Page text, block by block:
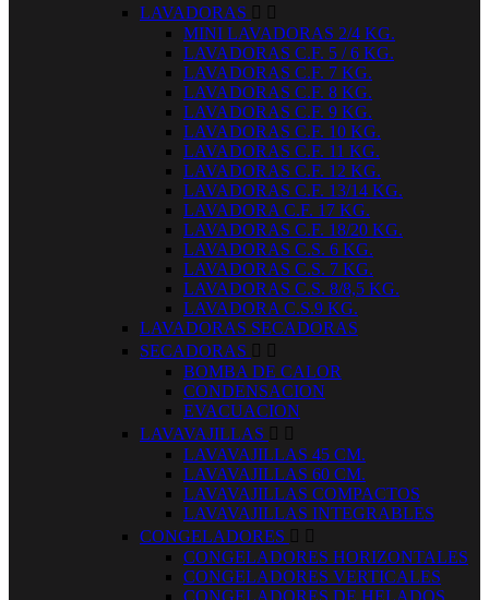
LAVADORAS  
MINI LAVADORAS 2/4 KG.
LAVADORAS C.F. 5 / 6 KG.
LAVADORAS C.F. 7 KG.
LAVADORAS C.F. 8 KG.
LAVADORAS C.F. 9 KG.
LAVADORAS C.F. 10 KG.
LAVADORAS C.F. 11 KG.
LAVADORAS C.F. 12 KG.
LAVADORAS C.F. 13/14 KG.
LAVADORA C.F. 17 KG.
LAVADORAS C.F. 18/20 KG.
LAVADORAS C.S. 6 KG.
LAVADORAS C.S. 7 KG.
LAVADORAS C.S. 8/8,5 KG.
LAVADORA C.S.9 KG.
LAVADORAS SECADORAS
SECADORAS  
BOMBA DE CALOR
CONDENSACION
EVACUACION
LAVAVAJILLAS  
LAVAVAJILLAS 45 CM.
LAVAVAJILLAS 60 CM.
LAVAVAJILLAS COMPACTOS
LAVAVAJILLAS INTEGRABLES
CONGELADORES  
CONGELADORES HORIZONTALES
CONGELADORES VERTICALES
CONGELADORES DE HELADOS